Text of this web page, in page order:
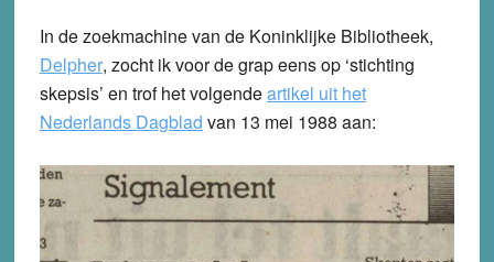
In de zoekmachine van de Koninklijke Bibliotheek,
Delpher, zocht ik voor de grap eens op ‘stichting
skepsis’ en trof het volgendeartikel uit het
Nederlands Dagblad van 13 mei 1988 aan: